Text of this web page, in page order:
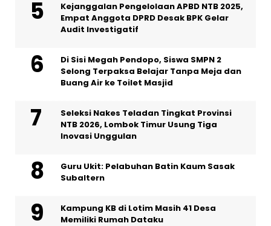
Kejanggalan Pengelolaan APBD NTB 2025,
Empat Anggota DPRD Desak BPK Gelar
Audit Investigatif
Di Sisi Megah Pendopo, Siswa SMPN 2
Selong Terpaksa Belajar Tanpa Meja dan
Buang Air ke Toilet Masjid
Seleksi Nakes Teladan Tingkat Provinsi
NTB 2026, Lombok Timur Usung Tiga
Inovasi Unggulan
Guru Ukit: Pelabuhan Batin Kaum Sasak
Subaltern
Kampung KB di Lotim Masih 41 Desa
Memiliki Rumah Dataku